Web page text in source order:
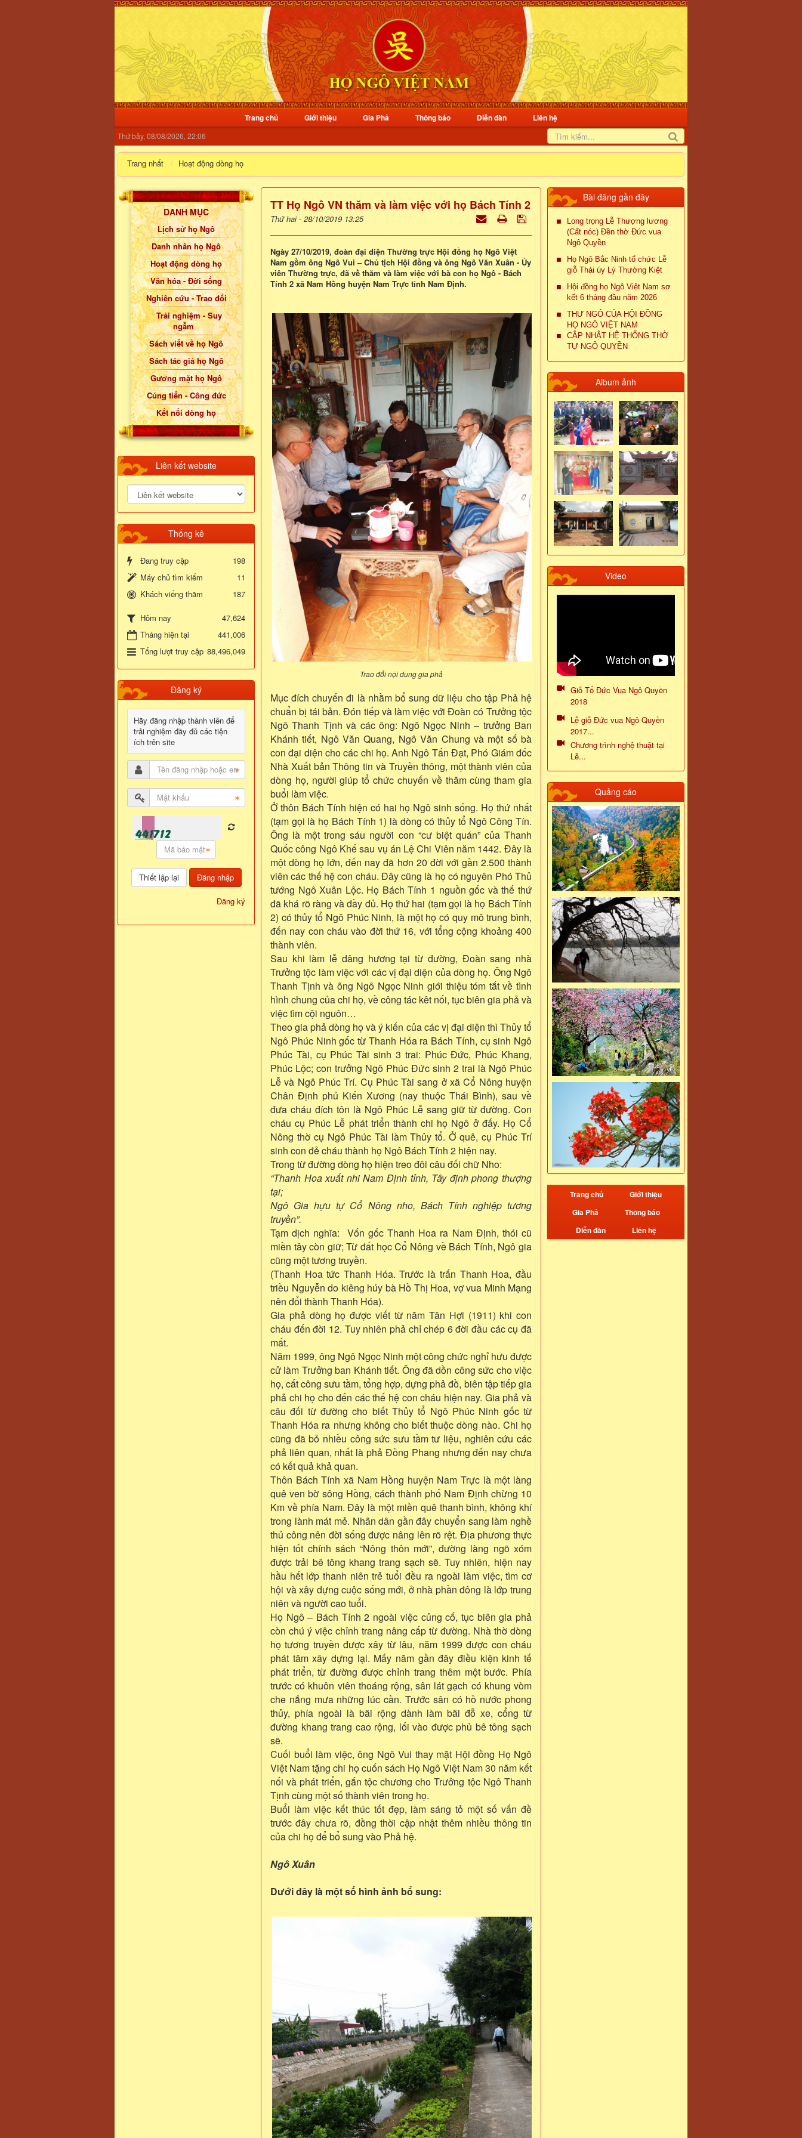
Trang chủ Giới thiệu Gia Phả Thông báo Diễn đàn Liên hệ
Thứ bảy, 08/08/2026, 22:06
Trang nhất Hoạt động dòng họ
TT Họ Ngô VN thăm và làm việc với họ Bách Tính 2
Thứ hai - 28/10/2019 13:25
Ngày 27/10/2019, đoàn đại diện Thường trực Hội đồng họ Ngô Việt
Nam gồm ông Ngô Vui – Chủ tịch Hội đồng và ông Ngô Văn Xuân - Ủy
viên Thường trực, đã về thăm và làm việc với bà con họ Ngô - Bách
Tính 2 xã Nam Hồng huyện Nam Trực tỉnh Nam Định.
Trao đổi nội dung gia phả
Mục đích chuyến đi là nhằm bổ sung dữ liệu cho tập Phả hệ
chuẩn bị tái bản. Đón tiếp và làm việc với Đoàn có Trưởng tộc
Ngô Thanh Tịnh và các ông: Ngô Ngọc Ninh – trưởng Ban
Khánh tiết, Ngô Văn Quang, Ngô Văn Chung và một số bà
con đại diện cho các chi họ. Anh Ngô Tấn Đạt, Phó Giám đốc
Nhà Xuất bản Thông tin và Truyền thông, một thành viên của
dòng họ, người giúp tổ chức chuyến về thăm cùng tham gia
buổi làm việc.
Ở thôn Bách Tính hiện có hai họ Ngô sinh sống. Họ thứ nhất
(tạm gọi là họ Bách Tính 1) là dòng có thủy tổ Ngô Công Tín.
Ông là một trong sáu người con “cư biệt quán” của Thanh
Quốc công Ngô Khế sau vụ án Lệ Chi Viên năm 1442. Đây là
một dòng họ lớn, đến nay đã hơn 20 đời với gần 2.500 thành
viên các thế hệ con cháu. Đây cũng là họ có nguyên Phó Thủ
tướng Ngô Xuân Lộc. Họ Bách Tính 1 nguồn gốc và thế thứ
đã khá rõ ràng và đầy đủ. Họ thứ hai (tạm gọi là họ Bách Tính
2) có thủy tổ Ngô Phúc Ninh, là một họ có quy mô trung bình,
đến nay con cháu vào đời thứ 16, với tổng cộng khoảng 400
thành viên.
Sau khi làm lễ dâng hương tại từ đường, Đoàn sang nhà
Trưởng tộc làm việc với các vị đại diện của dòng họ. Ông Ngô
Thanh Tịnh và ông Ngô Ngọc Ninh giới thiệu tóm tắt về tình
hình chung của chi họ, về công tác kêt nối, tục biên gia phả và
việc tìm cội nguôn…
Theo gia phả dòng họ và ý kiến của các vị đại diện thì Thủy tổ
Ngô Phúc Ninh gốc từ Thanh Hóa ra Bách Tính, cụ sinh Ngô
Phúc Tài, cụ Phúc Tài sinh 3 trai: Phúc Đức, Phúc Khang,
Phúc Lộc; con trưởng Ngô Phúc Đức sinh 2 trai là Ngô Phúc
Lễ và Ngô Phúc Trí. Cụ Phúc Tài sang ở xã Cổ Nông huyện
Chân Định phủ Kiến Xương (nay thuộc Thái Bình), sau về
đưa cháu đích tôn là Ngô Phúc Lễ sang giữ từ đường. Con
cháu cụ Phúc Lễ phát triển thành chi họ Ngô ở đấy. Họ Cổ
Nông thờ cụ Ngô Phúc Tài làm Thủy tổ. Ở quê, cụ Phúc Trí
sinh con đẻ cháu thành họ Ngô Bách Tính 2 hiện nay.
Trong từ đường dòng họ hiện treo đôi câu đối chữ Nho:
“Thanh Hoa xuất nhi Nam Định tỉnh, Tây định phong thượng
tại;
Ngô Gia hựu tự Cổ Nông nho, Bách Tính nghiệp tương
truyền”.
Tạm dịch nghĩa: Vốn gốc Thanh Hoa ra Nam Định, thói cũ
miền tây còn giữ; Từ đất học Cổ Nông về Bách Tính, Ngô gia
cũng một tương truyền.
(Thanh Hoa tức Thanh Hóa. Trước là trấn Thanh Hoa, đầu
triều Nguyễn do kiêng húy bà Hồ Thị Hoa, vợ vua Minh Mạng
nên đổi thành Thanh Hóa).
Gia phả dòng họ được viết từ năm Tân Hợi (1911) khi con
cháu đến đời 12. Tuy nhiên phả chỉ chép 6 đời đầu các cụ đã
mất.
Năm 1999, ông Ngô Ngọc Ninh một công chức nghỉ hưu được
cử làm Trưởng ban Khánh tiết. Ông đã dồn công sức cho việc
họ, cất công sưu tầm, tổng hợp, dựng phả đồ, biên tập tiếp gia
phả chi họ cho đến các thế hệ con cháu hiện nay. Gia phả và
câu đối từ đường cho biết Thủy tổ Ngô Phúc Ninh gốc từ
Thanh Hóa ra nhưng không cho biết thuộc dòng nào. Chi họ
cũng đã bỏ nhiều công sức sưu tầm tư liệu, nghiên cứu các
phả liên quan, nhất là phả Đồng Phang nhưng đến nay chưa
có kết quả khả quan.
Thôn Bách Tính xã Nam Hồng huyện Nam Trực là một làng
quê ven bờ sông Hồng, cách thành phố Nam Định chừng 10
Km về phía Nam. Đây là một miền quê thanh bình, không khí
trong lành mát mẻ. Nhân dân gần đây chuyển sang làm nghề
thủ công nên đời sống được nâng lên rõ rệt. Địa phương thực
hiện tốt chính sách “Nông thôn mới”, đường làng ngõ xóm
được trải bê tông khang trang sạch sẽ. Tuy nhiên, hiện nay
hầu hết lớp thanh niên trẻ tuổi đều ra ngoài làm việc, tìm cơ
hội và xây dựng cuộc sống mới, ở nhà phần đông là lớp trung
niên và người cao tuổi.
Họ Ngô – Bách Tính 2 ngoài việc củng cố, tục biên gia phả
còn chú ý việc chỉnh trang nâng cấp từ đường. Nhà thờ dòng
họ tương truyền được xây từ lâu, năm 1999 được con cháu
phát tâm xây dựng lại. Mấy năm gần đây điều kiện kinh tế
phát triển, từ đường được chỉnh trang thêm một bước. Phía
trước có khuôn viên thoáng rộng, sân lát gạch có khung vòm
che nắng mưa những lúc cần. Trước sân có hồ nước phong
thủy, phía ngoài là bãi rộng dành làm bãi đỗ xe, cổng từ
đường khang trang cao rộng, lối vào được phủ bê tông sạch
sẽ.
Cuối buổi làm việc, ông Ngô Vui thay mặt Hội đồng Họ Ngô
Việt Nam tặng chi họ cuốn sách Họ Ngô Việt Nam 30 năm kết
nối và phát triển, gắn tộc chương cho Trưởng tộc Ngô Thanh
Tịnh cùng một số thành viên trong họ.
Buổi làm việc kết thúc tốt đẹp, làm sáng tỏ một số vấn đề
trước đây chưa rõ, đồng thời cập nhật thêm nhiều thông tin
của chi họ để bổ sung vào Phả hệ.
Ngô Xuân
Dưới đây là một số hình ảnh bổ sung:
Bài đăng gần đây
Long trọng Lễ Thượng lương
(Cất nóc) Đền thờ Đức vua
Ngô Quyền
Họ Ngô Bắc Ninh tổ chức Lễ
giỗ Thái úy Lý Thường Kiệt
Hội đồng họ Ngô Việt Nam sơ
kết 6 tháng đầu năm 2026
THƯ NGỎ CỦA HỘI ĐỒNG
HỌ NGÔ VIỆT NAM
CẬP NHẬT HỆ THỐNG THỜ
TỰ NGÔ QUYỀN
Album ảnh
Video
Giỗ Tổ Đức Vua Ngô Quyền
2018
Lễ giỗ Đức vua Ngô Quyền
2017...
Chương trình nghệ thuật tại
Lễ...
Quảng cáo
Trang chủ
Giới thiệu
Gia Phả
Thông báo
Diễn đàn
Liên hệ
DANH MỤC
Lịch sử họ Ngô
Danh nhân họ Ngô
Hoạt động dòng họ
Văn hóa - Đời sống
Nghiên cứu - Trao đổi
Trải nghiệm - Suy
ngẫm
Sách viết về họ Ngô
Sách tác giả họ Ngô
Gương mặt họ Ngô
Cúng tiến - Công đức
Kết nối dòng họ
Liên kết website
Thống kê
Đang truy cập
198
Máy chủ tìm kiếm
11
Khách viếng thăm
187
Hôm nay
47,624
Tháng hiện tại
441,006
Tổng lượt truy cập 88,496,049
Đăng ký
Hãy đăng nhập thành viên để
trải nghiệm đầy đủ các tiện
ích trên site
Đăng nhập
Đăng ký